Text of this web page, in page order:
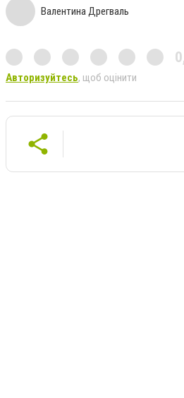
Валентина Дрегваль
Авторизуйтесь, щоб оцінити